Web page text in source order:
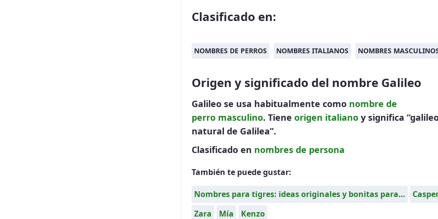
Clasificado en:
NOMBRES DE PERROS NOMBRES ITALIANOS NOMBRES
Origen y significado del nombre Galileo
Galileo se usa habitualmente como nombre de
perro masculino. Tiene origen italiano y significa
natural de Galilea”.
Clasificado en nombres de persona
También te puede gustar:
Nombres para tigres: ideas originales y bonitas para…
Zara
Mía Kenzo